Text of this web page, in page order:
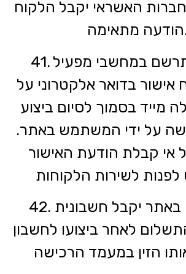
האשראי יקבל הלקוח
41. ההזמנה תרשם במחשבי מפעיל
אישור בדואר אלקטרוני על
מייד בסמוך לסיום ביצוע
על ידי המשתמש באתר.
אי קבלת הודעת האישור
42. המשתמש באתר יקבל חשבונית
לאחר ביצועו לחשבון